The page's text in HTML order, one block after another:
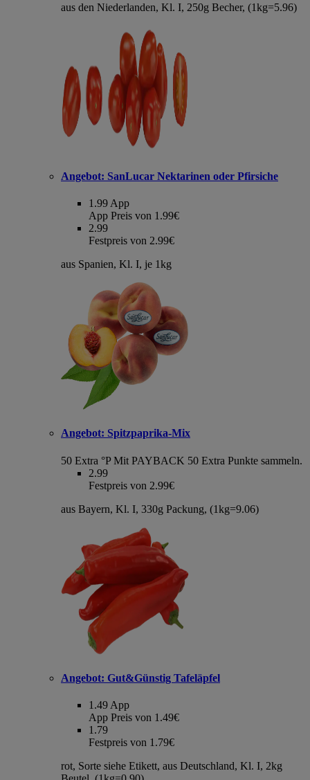
aus den Niederlanden, Kl. I, 250g Becher, (1kg=5.96)
Angebot: SanLucar Nektarinen oder Pfirsiche
1.99 App
App Preis von 1.99€
2.99
Festpreis von 2.99€
aus Spanien, Kl. I, je 1kg
Angebot: Spitzpaprika-Mix
50 Extra °P Mit PAYBACK 50 Extra Punkte sammeln.
2.99
Festpreis von 2.99€
aus Bayern, Kl. I, 330g Packung, (1kg=9.06)
Angebot: Gut&Günstig Tafeläpfel
1.49 App
App Preis von 1.49€
1.79
Festpreis von 1.79€
rot, Sorte siehe Etikett, aus Deutschland, Kl. I, 2kg